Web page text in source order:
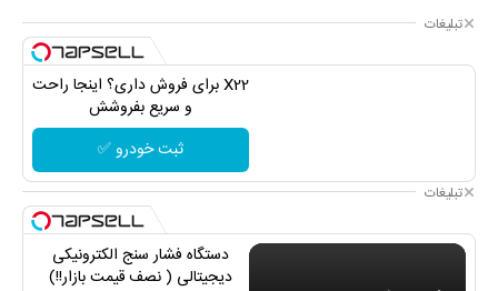
تبلیغات
X22 برای فروش داری؟ اینجا راحت
و سریع بفروشش
ثبت خودرو ✅
تبلیغات
دستگاه فشار سنج الکترونیکی
دیجیتالی ( نصف قیمت بازار!!)